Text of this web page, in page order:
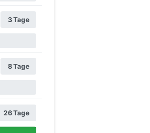
3 Tage
8 Tage
26 Tage